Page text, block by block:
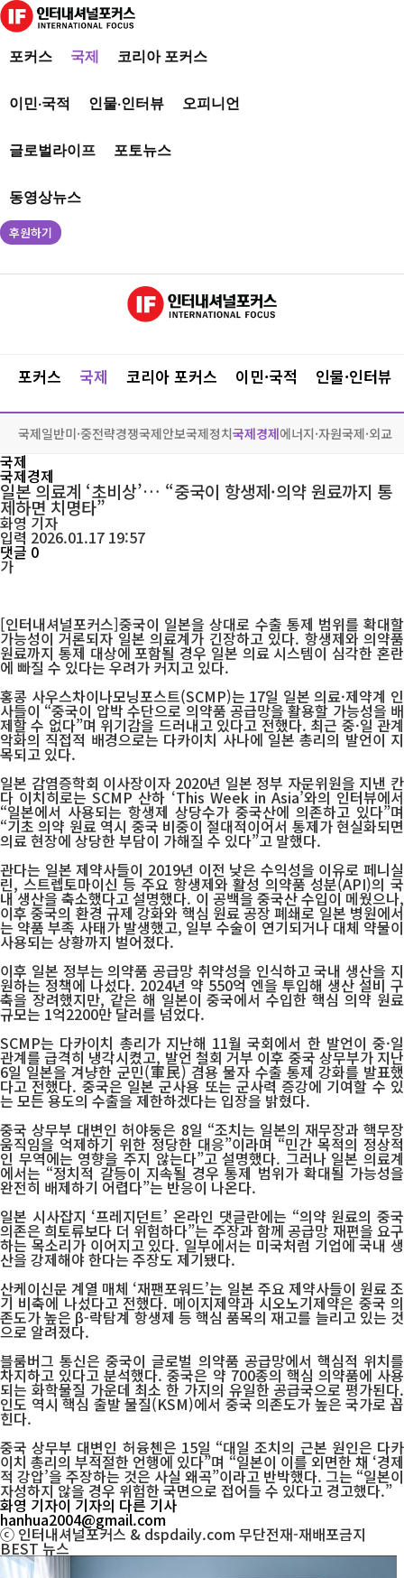
포커스 국제 코리아 포커스
이민·국적 인물·인터뷰 오피니언
글로벌라이프 포토뉴스
동영상뉴스
후원하기
포커스 국제 코리아 포커스 이민·국적 인물·인터뷰
국제일반미·중전략경쟁국제안보국제정치국제경제에너지·자원국제·외교
국제
국제경제
일본 의료계 ‘초비상’… “중국이 항생제·의약 원료까지 통
제하면 치명타”
화영기자
입력 2026.01.17 19:57
댓글 0
가
[인터내셔널포커스]중국이 일본을 상대로 수출 통제 범위를 확대할
가능성이 거론되자 일본 의료계가 긴장하고 있다. 항생제와 의약품
원료까지 통제 대상에 포함될 경우 일본 의료 시스템이 심각한 혼란
에 빠질 수 있다는 우려가 커지고 있다.
홍콩 사우스차이나모닝포스트(SCMP)는 17일 일본 의료·제약계 인
사들이 “중국이 압박 수단으로 의약품 공급망을 활용할 가능성을 배
제할 수 없다”며 위기감을 드러내고 있다고 전했다. 최근 중·일 관계
악화의 직접적 배경으로는 다카이치 사나에 일본 총리의 발언이 지
목되고 있다.
일본 감염증학회 이사장이자 2020년 일본 정부 자문위원을 지낸 칸
다 이치히로는 SCMP 산하 ‘This Week in Asia’와의 인터뷰에서
“일본에서 사용되는 항생제 상당수가 중국산에 의존하고 있다”며
“기초 의약 원료 역시 중국 비중이 절대적이어서 통제가 현실화되면
의료 현장에 상당한 부담이 가해질 수 있다”고 말했다.
관다는 일본 제약사들이 2019년 이전 낮은 수익성을 이유로 페니실
린, 스트렙토마이신 등 주요 항생제와 활성 의약품 성분(API)의 국
내 생산을 축소했다고 설명했다. 이 공백을 중국산 수입이 메웠으나,
이후 중국의 환경 규제 강화와 핵심 원료 공장 폐쇄로 일본 병원에서
는 약품 부족 사태가 발생했고, 일부 수술이 연기되거나 대체 약물이
사용되는 상황까지 벌어졌다.
이후 일본 정부는 의약품 공급망 취약성을 인식하고 국내 생산을 지
원하는 정책에 나섰다. 2024년 약 550억 엔을 투입해 생산 설비 구
축을 장려했지만, 같은 해 일본이 중국에서 수입한 핵심 의약 원료
규모는 1억2200만 달러를 넘었다.
SCMP는 다카이치 총리가 지난해 11월 국회에서 한 발언이 중·일
관계를 급격히 냉각시켰고, 발언 철회 거부 이후 중국 상무부가 지난
6일 일본을 겨냥한 군민(軍民) 겸용 물자 수출 통제 강화를 발표했
다고 전했다. 중국은 일본 군사용 또는 군사력 증강에 기여할 수 있
는 모든 용도의 수출을 제한하겠다는 입장을 밝혔다.
중국 상무부 대변인 허야둥은 8일 “조치는 일본의 재무장과 핵무장
움직임을 억제하기 위한 정당한 대응”이라며 “민간 목적의 정상적
인 무역에는 영향을 주지 않는다”고 설명했다. 그러나 일본 의료계
에서는 “정치적 갈등이 지속될 경우 통제 범위가 확대될 가능성을
완전히 배제하기 어렵다”는 반응이 나온다.
일본 시사잡지 ‘프레지던트’ 온라인 댓글란에는 “의약 원료의 중국
의존은 희토류보다 더 위험하다”는 주장과 함께 공급망 재편을 요구
하는 목소리가 이어지고 있다. 일부에서는 미국처럼 기업에 국내 생
산을 강제해야 한다는 주장도 제기됐다.
산케이신문 계열 매체 ‘재팬포워드’는 일본 주요 제약사들이 원료 조
기 비축에 나섰다고 전했다. 메이지제약과 시오노기제약은 중국 의
존도가 높은 β-락탐계 항생제 등 핵심 품목의 재고를 늘리고 있는 것
으로 알려졌다.
블룸버그 통신은 중국이 글로벌 의약품 공급망에서 핵심적 위치를
차지하고 있다고 분석했다. 중국은 약 700종의 핵심 의약품에 사용
되는 화학물질 가운데 최소 한 가지의 유일한 공급국으로 평가된다.
인도 역시 핵심 출발 물질(KSM)에서 중국 의존도가 높은 국가로 꼽
힌다.
중국 상무부 대변인 허융첸은 15일 “대일 조치의 근본 원인은 다카
이치 총리의 부적절한 언행에 있다”며 “일본이 이를 외면한 채 ‘경제
적 강압’을 주장하는 것은 사실 왜곡”이라고 반박했다. 그는 “일본이
자성하지 않을 경우 위험한 국면으로 접어들 수 있다고 경고했다.”
화영 기자이 기자의 다른 기사
hanhua2004@gmail.com
ⓒ 인터내셔널포커스 & dspdaily.com 무단전재-재배포금지
BEST뉴스